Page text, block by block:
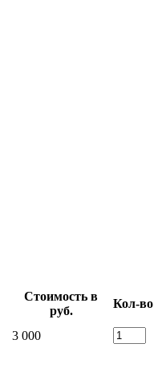
Стоимость в
руб.
Кол-во
3 000